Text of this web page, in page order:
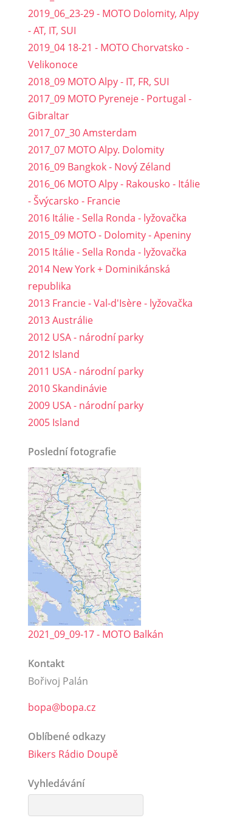
2019_06_23-29 - MOTO Dolomity, Alpy
- AT, IT, SUI
2019_04 18-21 - MOTO Chorvatsko -
Velikonoce
2018_09 MOTO Alpy - IT, FR, SUI
2017_09 MOTO Pyreneje - Portugal -
Gibraltar
2017_07_30 Amsterdam
2017_07 MOTO Alpy. Dolomity
2016_09 Bangkok - Nový Zéland
2016_06 MOTO Alpy - Rakousko - Itálie
- Švýcarsko - Francie
2016 Itálie - Sella Ronda - lyžovačka
2015_09 MOTO - Dolomity - Apeniny
2015 Itálie - Sella Ronda - lyžovačka
2014 New York + Dominikánská
republika
2013 Francie - Val-d'Isère - lyžovačka
2013 Austrálie
2012 USA - národní parky
2012 Island
2011 USA - národní parky
2010 Skandinávie
2009 USA - národní parky
2005 Island
Poslední fotografie
2021_09_09-17 - MOTO Balkán
Kontakt
Bořivoj Palán
bopa@bopa.cz
Oblíbené odkazy
Bikers Rádio Doupě
Vyhledávání